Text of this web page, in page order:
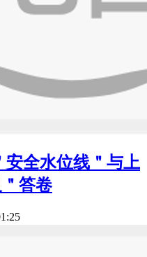
安全水位线＂与上
答卷